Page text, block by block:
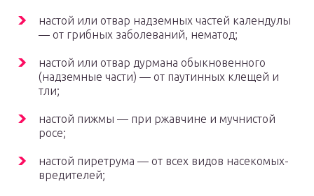
настой или отвар надземных частей календулы
— от грибных заболеваний, нематод;
настой или отвар дурмана обыкновенного
(надземные части) — от паутинных клещей и
тли;
настой пижмы — при ржавчине и мучнистой
росе;
настой пиретрума — от всех видов насекомых-
вредителей;